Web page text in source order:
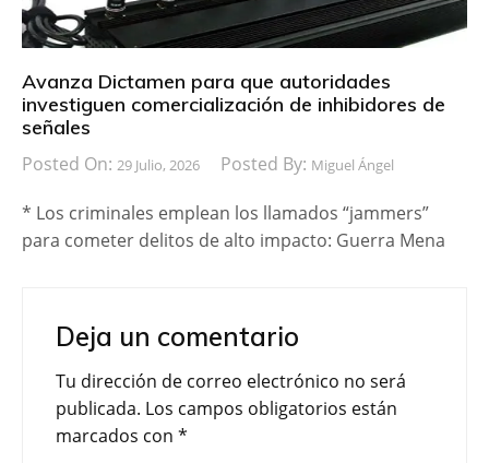
Avanza Dictamen para que autoridades
investiguen comercialización de inhibidores de
señales
Posted On: 29 Julio, 2026 Posted By: Miguel Ángel
* Los criminales emplean los llamados “jammers”
para cometer delitos de alto impacto: Guerra Mena
Deja un comentario
Tu dirección de correo electrónico no será
publicada. Los campos obligatorios están
marcados con *